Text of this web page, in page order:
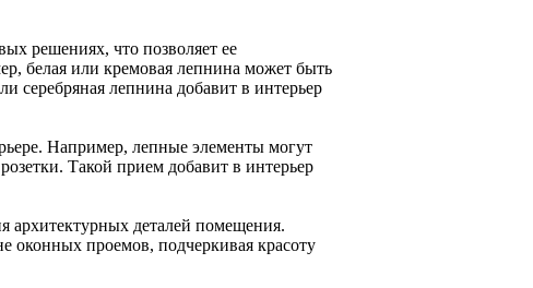
решениях, что позволяет ее
белая или кремовая лепнина может быть
серебряная лепнина добавит в интерьер
Например, лепные элементы могут
Такой прием добавит в интерьер
архитектурных деталей помещения.
оконных проемов, подчеркивая красоту